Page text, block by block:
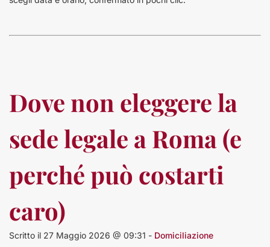
Dove non eleggere la
sede legale a Roma (e
perché può costarti
caro)
Scritto il 27 Maggio 2026 @ 09:31 - Domiciliazione